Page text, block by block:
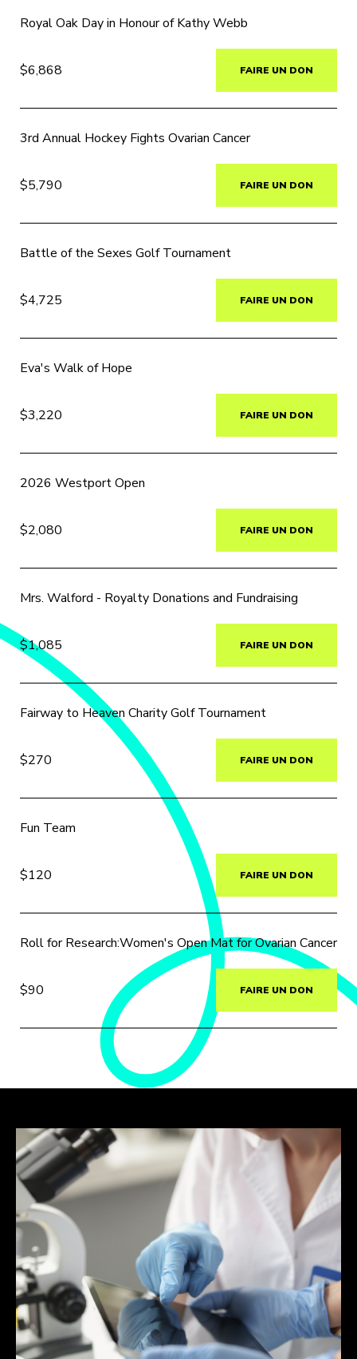
Royal Oak Day in Honour of Kathy Webb
$6,868 FAIRE UN DON
3rd Annual Hockey Fights Ovarian Cancer
$5,790 FAIRE UN DON
Battle of the Sexes Golf Tournament
$4,725 FAIRE UN DON
Eva's Walk of Hope
$3,220 FAIRE UN DON
2026 Westport Open
$2,080 FAIRE UN DON
Mrs. Walford - Royalty Donations and Fundraising
$1,085 FAIRE UN DON
Fairway to Heaven Charity Golf Tournament
$270 FAIRE UN DON
Fun Team
$120 FAIRE UN DON
Roll for Research:Women's Open Mat for Ovarian Cancer
$90 FAIRE UN DON